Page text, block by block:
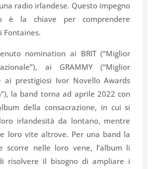
radio irlandese. Questo impegno
è la chiave per comprendere
Fontaines.
nomination ai BRIT (“Miglior
ai GRAMMY (“Miglior
ai prestigiosi Ivor Novello Awards
la band torna ad aprile 2022 con
della consacrazione, in cui si
irlandesità da lontano, mentre
loro vite altrove. Per una band la
scorre nelle loro vene, l’album li
risolvere il bisogno di ampliare i